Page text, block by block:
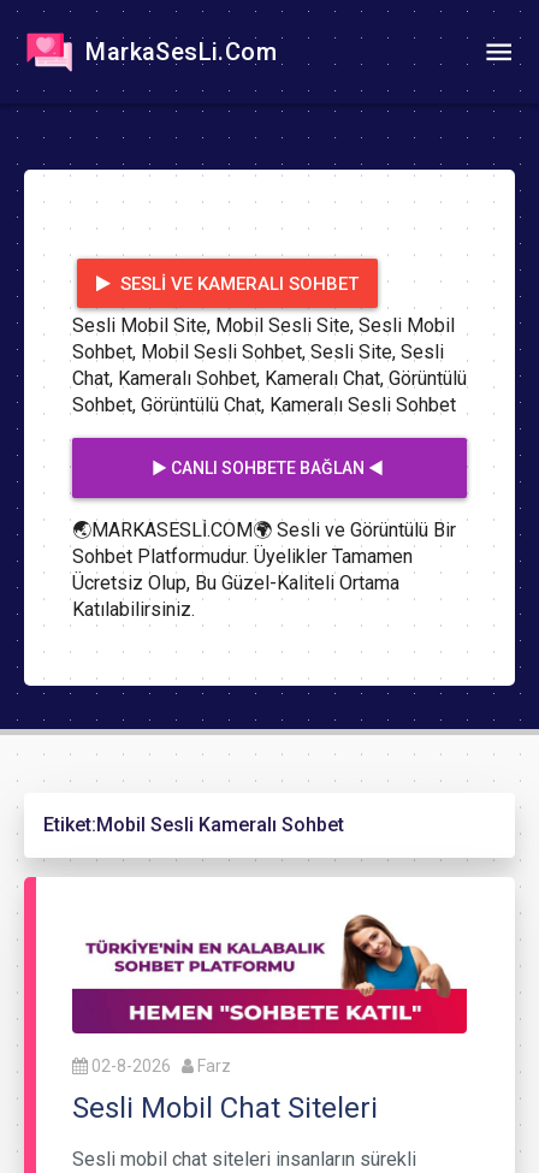
MarkaSesLi.Com
SESLI VE KAMERALI SOHBET
Sesli Mobil Site, Mobil Sesli Site, Sesli Mobil
Sohbet, Mobil Sesli Sohbet, Sesli Site, Sesli
Chat, Kameralı Sohbet, Kameralı Chat, Görüntülü
Sohbet, Görüntülü Chat, Kameralı Sesli Sohbet
▶️ CANLI SOHBETE BAĞLAN ◀️
🌏MARKASESLİ.COM🌍 Sesli ve Görüntülü Bir
Sohbet Platformudur. Üyelikler Tamamen
Ücretsiz Olup, Bu Güzel-Kaliteli Ortama
Katılabilirsiniz.
Etiket:Mobil Sesli Kameralı Sohbet
02-8-2026 Farz
Sesli Mobil Chat Siteleri
Sesli mobil chat siteleri insanların sürekli